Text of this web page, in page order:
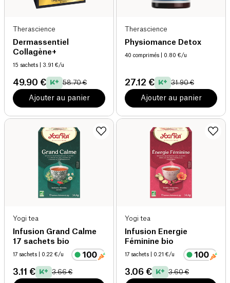
Therascience
Dermassentiel
Collagène+
15 sachets | 3.91 €/u
49.90 € 58.70 €
Ajouter au panier
Therascience
Physiomance Detox
40 comprimés | 0.80 €/u
27.12 € 31.90 €
Ajouter au panier
Yogi tea
Infusion Grand Calme
17 sachets bio
17 sachets | 0.22 €/u
3.11 € 3.66 €
Yogi tea
Infusion Energie
Féminine bio
17 sachets | 0.21 €/u
3.06 € 3.60 €